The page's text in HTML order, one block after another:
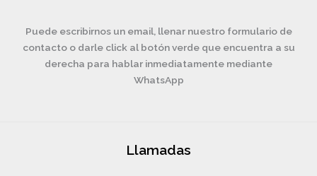
Puede escribirnos un email, llenar nuestro formulario de
contacto o darle click al botón verde que encuentra a su
derecha para hablar inmediatamente mediante
WhatsApp
Llamadas